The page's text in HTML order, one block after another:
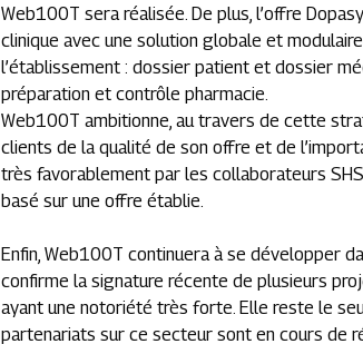
Web100T sera réalisée. De plus, l’offre
clinique avec une solution globale et
l’établissement : dossier patient et dossier
préparation et contrôle pharmacie.
Web100T ambitionne, au travers de cette
clients de la qualité de son offre et de
très favorablement par les collaborateurs
basé sur une offre établie.
Enfin, Web100T continuera à se développer
confirme la signature récente de plusieurs
ayant une notoriété très forte. Elle reste le
partenariats sur ce secteur sont en cours de